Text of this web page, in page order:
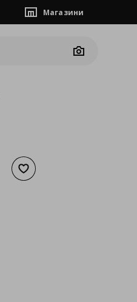
Магазини
Camera
Добави към списъка с